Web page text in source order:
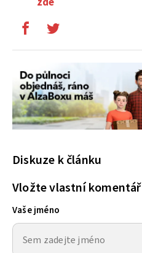
Diskuze k článku
Vložte vlastní komentář
Vaše jméno